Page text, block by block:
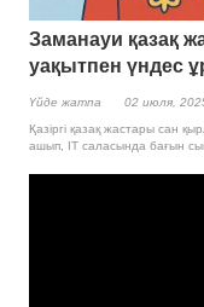
Заманауи қазақ
уақытпен үндес
Үйде жатпа
02 июля,
Қазіргі қазақ жастары сан
ашып, IT саласында бағын